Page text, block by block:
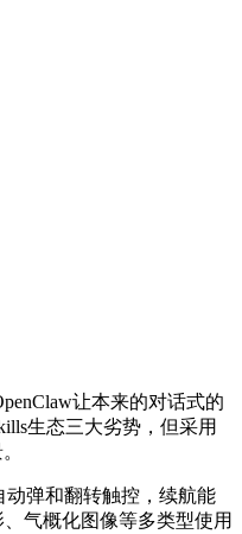
让本来的对话式的
生态三大劣势，但采用
弹和翻转触控，续航能
气概化图像等多类型使用